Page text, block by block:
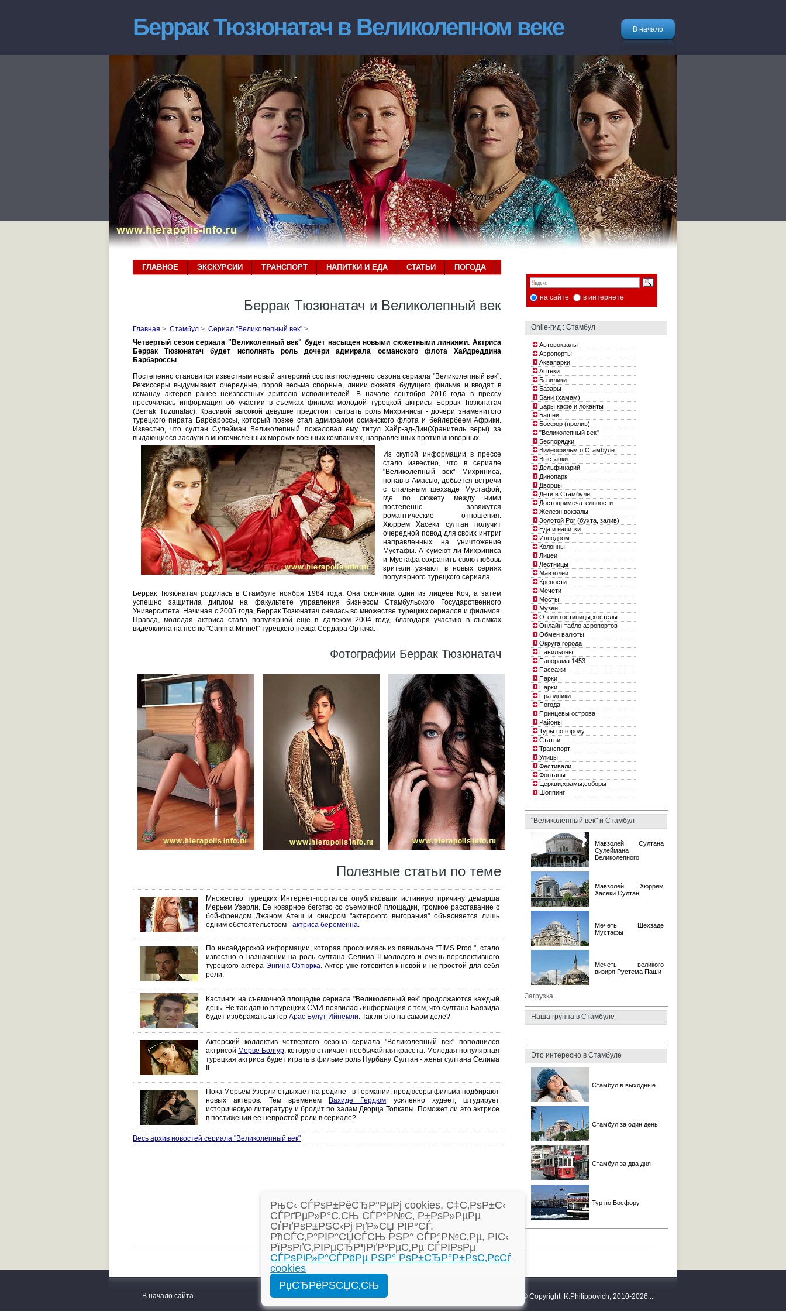
Беррак Тюзюнатач в Великолепном веке В начало
ГЛАВНОЕ ЭКСКУРСИИ ТРАНСПОРТ НАПИТКИ И ЕДА СТАТЬИ ПОГОДА
Беррак Тюзюнатач и Великолепный век
Главная > Стамбул > Сериал "Великолепный век" >
Четвертый сезон сериала "Великолепный век" будет насыщен новыми сюжетными линиями. Актриса
Беррак Тюзюнатач будет исполнять роль дочери адмирала османского флота Хайдреддина
Барбароссы.
Постепенно становится известным новый актерский состав последнего сезона сериала "Великолепный век".
Режиссеры выдумывают очередные, порой весьма спорные, линии сюжета будущего фильма и вводят в
команду актеров ранее неизвестных зрителю исполнителей. В начале сентября 2016 года в прессу
просочилась информация об участии в съемках фильма молодой турецкой актрисы Беррак Тюзюнатач
(Berrak Tuzunаtac). Красивой высокой девушке предстоит сыграть роль Михринисы - дочери знаменитого
турецкого пирата Барбароссы, который позже стал адмиралом османского флота и бейлербеем Африки.
Известно, что султан Сулейман Великолепный пожаловал ему титул Хайр-ад-Дин(Хранитель веры) за
выдающиеся заслуги в многочисленных морских военных компаниях, направленных против иноверных.
Из скупой информации в прессе
стало известно, что в сериале
"Великолепный век" Михриниса,
попав в Амасью, добьется встречи
с опальным шехзаде Мустафой,
где по сюжету между ними
постепенно завяжутся
романтические отношения.
Хюррем Хасеки султан получит
очередной повод для своих интриг
направленных на уничтожение
Мустафы. А сумеют ли Михриниса
и Мустафа сохранить свою любовь
зрители узнают в новых сериях
популярного турецкого сериала.
Беррак Тюзюнатач родилась в Стамбуле ноября 1984 года. Она окончила один из лицеев Коч, а затем
успешно защитила диплом на факультете управления бизнесом Стамбульского Государственного
Университета. Начиная с 2005 года, Беррак Тюзюнатач снялась во множестве турецких сериалов и фильмов.
Правда, молодая актриса стала популярной еще в далеком 2004 году, благодаря участию в съемках
видеоклипа на песню "Canima Minnet" турецкого певца Сердара Ортача.
Фотографии Беррак Тюзюнатач
Полезные статьи по теме
Множество турецких Интернет-порталов опубликовали истинную причину демарша
Мерьем Узерли. Ее коварное бегство со съемочной площадки, громкое расставание с
бой-френдом Джаном Атеш и синдром "актерского выгорания" объясняется лишь
одним обстоятельством - актриса беременна.
По инсайдерской информации, которая просочилась из павильона "TIMS Prod.", стало
известно о назначении на роль султана Селима II молодого и очень перспективного
турецкого актера Энгина Озтюрка. Актер уже готовится к новой и не простой для себя
роли.
Кастинги на съемочной площадке сериала "Великолепный век" продолжаются каждый
день. Не так давно в турецких СМИ появилась информация о том, что султана Баязида
будет изображать актер Арас Булут Ийнемли. Так ли это на самом деле?
Актерский коллектив четвертого сезона сериала "Великолепный век" пополнился
актрисой Мерве Болгур, которую отличает необычайная красота. Молодая популярная
турецкая актриса будет играть в фильме роль Нурбану Султан - жены султана Селима
II.
Пока Мерьем Узерли отдыхает на родине - в Германии, продюсеры фильма подбирают
новых актеров. Тем временем
Вахиде Гердюм усиленно худеет, штудирует
историческую литературу и бродит по залам Дворца Топкапы. Поможет ли это актрисе
в постижении ее непростой роли в сериале?
Весь архив новостей сериала "Великолепный век"
на сайте в интернете
Onlie-гид : Стамбул
Автовокзалы
Аэропорты
Аквапарки
Аптеки
Базилики
Базары
Бани (хамам)
Бары,кафе и локанты
Башни
Босфор (пролив)
"Великолепный век"
Беспорядки
Видеофильм о Стамбуле
Выставки
Дельфинарий
Динопарк
Дворцы
Дети в Стамбуле
Достопримечательности
Железн.вокзалы
Золотой Рог (бухта, залив)
Еда и напитки
Ипподром
Колонны
Лицеи
Лестницы
Мавзолеи
Крепости
Мечети
Мосты
Музеи
Отели,гостиницы,хостелы
Онлайн-табло аэропортов
Обмен валюты
Округа города
Павильоны
Панорама 1453
Пассажи
Парки
Парки
Праздники
Погода
Принцевы острова
Районы
Туры по городу
Статьи
Транспорт
Улицы
Фестивали
Фонтаны
Церкви,храмы,соборы
Шоппинг
"Великолепный век" и Стамбул
Мавзолей Султана
Сулеймана
Великолепного
Мавзолей Хюррем
Хасеки Султан
Мечеть Шехзаде
Мустафы
Мечеть великого
визиря Рустема Паши
Загрузка...
Наша группа в Стамбуле
Это интересно в Стамбуле
Стамбул в выходные
Стамбул за один день
Стамбул за два дня
Тур по Босфору
© Copyright K.Philippovich, 2010-2026 ::
В начало сайта
РњС‹ СЃРѕР±РёСЂР°РµРј cookies, С‡С‚РѕР±С‹
СЃРґРµР»Р°С‚СЊ СЃР°Р№С‚ Р±РѕР»РµРµ
СѓРґРѕР±РЅС‹Рј РґР»СЏ РІР°СЃ.
РћСЃС‚Р°РІР°СЏСЃСЊ РЅР° СЃР°Р№С‚Рµ, РІС‹
РїРѕРґС‚РІРµСЂР¶РґР°РµС‚Рµ СЃРІРѕРµ
СЃРѕРіР»Р°СЃРёРµ РЅР° РѕР±СЂР°Р±РѕС‚РєСѓ
cookies
РџСЂРёРЅСЏС‚СЊ